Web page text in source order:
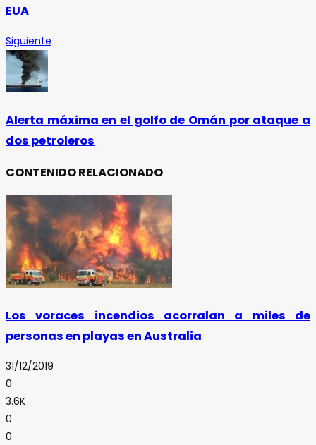
EUA
Siguiente
Alerta máxima en el golfo de Omán por ataque a
dos petroleros
CONTENIDO RELACIONADO
Los voraces incendios acorralan a miles de
personas en playas en Australia
31/12/2019
0
3.6K
0
0